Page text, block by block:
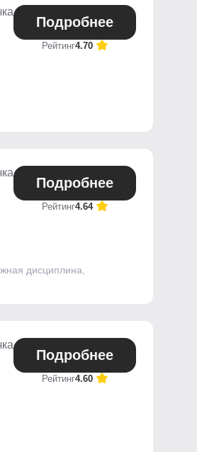
Подробнее
Рейтинг4.70
Подробнее
Рейтинг4.64
дисциплина,
Подробнее
Рейтинг4.60